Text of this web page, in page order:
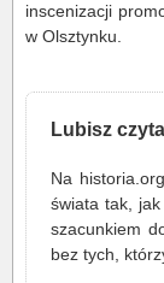
inscenizacji
w Olsztynku.
Lubisz
Na
świata tak,
szacunkiem
bez tych,